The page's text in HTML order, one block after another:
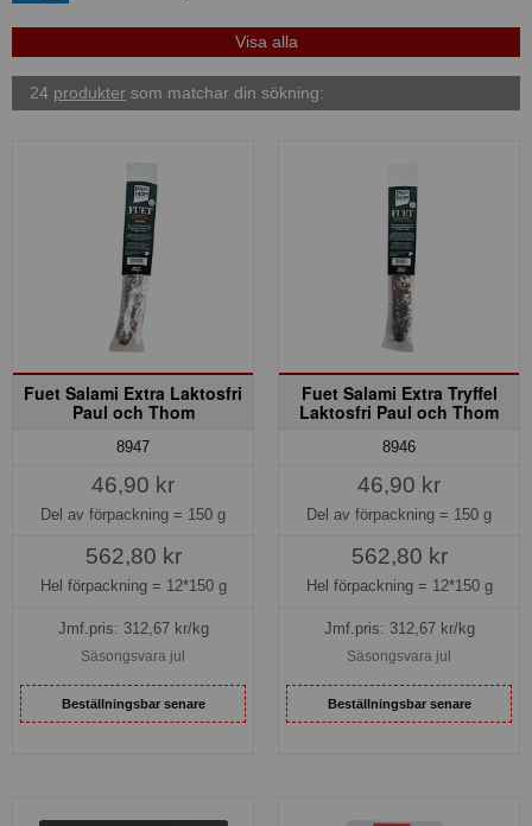
24 produkter som matchar din sökning:
Fuet Salami Extra Laktosfri
Paul och Thom
8947
46,90 kr
Del av förpackning = 150 g
562,80 kr
Hel förpackning = 12*150 g
Jmf.pris: 312,67kr/kg
Säsongsvara jul
Beställningsbar senare
Fuet Salami Extra Tryffel
Laktosfri Paul och Thom
8946
46,90 kr
Del av förpackning = 150 g
562,80 kr
Hel förpackning = 12*150 g
Jmf.pris: 312,67kr/kg
Säsongsvara jul
Beställningsbar senare